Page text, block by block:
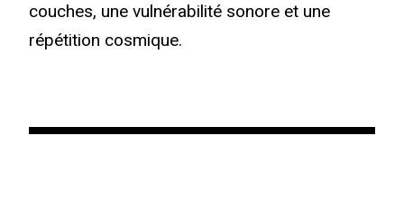
couches, une vulnérabilité sonore et une
répétition cosmique.